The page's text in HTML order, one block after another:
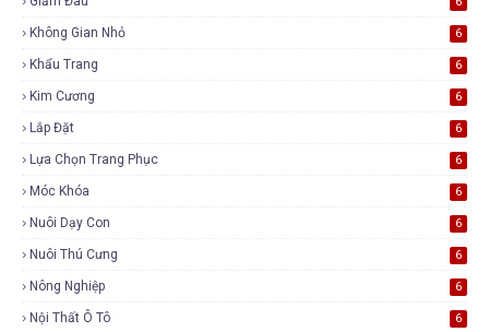
Không Gian Nhỏ 6
Khẩu Trang 6
Kim Cương 6
Lắp Đặt 6
Lựa Chọn Trang Phục 6
Móc Khóa 6
Nuôi Dạy Con 6
Nuôi Thú Cưng 6
Nông Nghiệp 6
Nội Thất Ô Tô 6